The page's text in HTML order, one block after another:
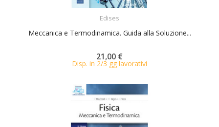
Edises
Meccanica e Termodinamica. Guida alla Soluzione...
21,00 €
Disp. in 2/3 gg lavorativi